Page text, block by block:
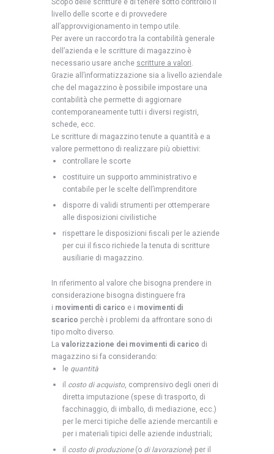
livello delle scorte e di provvedere
all’approvvigionamento in tempo utile.
Per avere un raccordo tra la contabilità generale
dell’azienda e le scritture di magazzino è
necessario usare anche scritture a valori.
Grazie all’informatizzazione sia a livello aziendale
che del magazzino è possibile impostare una
contabilità che permette di aggiornare
contemporaneamente tutti i diversi registri,
schede, ecc.
Le scritture di magazzino tenute a quantità e a
valore permettono di realizzare più obiettivi:
controllare le scorte
costituire un supporto amministrativo e
contabile per le scelte dell’imprenditore
disporre di validi strumenti per ottemperare
alle disposizioni civilistiche
rispettare le disposizioni fiscali per le aziende
per cui il fisco richiede la tenuta di scritture
ausiliarie di magazzino.
In riferimento al valore che bisogna prendere in
considerazione bisogna distinguere fra
i movimenti di carico e i movimenti di
scarico perchè i problemi da affrontare sono di
tipo molto diverso.
La valorizzazione dei movimenti di carico di
magazzino si fa considerando:
le quantità
il costo di acquisto, comprensivo degli oneri di
diretta imputazione (spese di trasporto, di
facchinaggio, di imballo, di mediazione, ecc.)
per le merci tipiche delle aziende mercantili e
per i materiali tipici delle aziende industriali;
il costo di produzione(o di lavorazione) per il